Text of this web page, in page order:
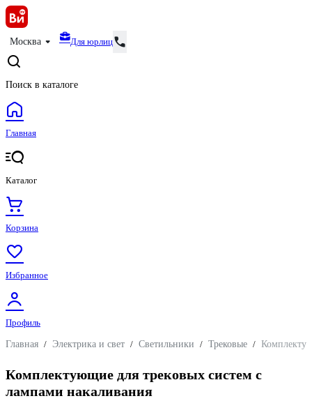
Москва Для юрлиц
Поиск в каталоге
Главная
Каталог
Корзина
Избранное
Профиль
Главная / Электрика и свет / Светильники / Трековые /
Комплектующие для трековых систем с
лампами накаливания